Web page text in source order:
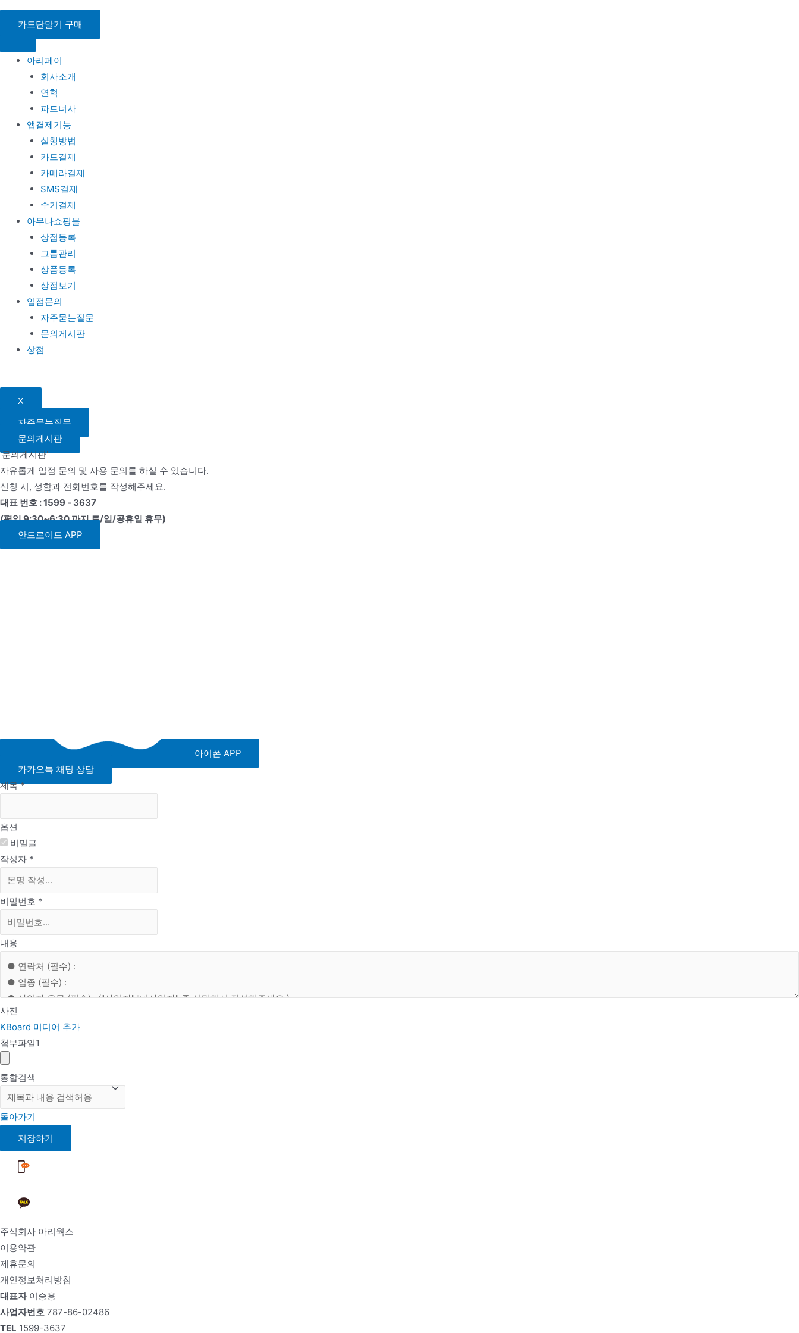
콘
로
카드단말기 구매
아리페이
회사소개
연혁
파트너사
앱결제기능
실행방법
카드결제
카메라결제
SMS결제
수기결제
아무나쇼핑몰
상점등록
그룹관리
상품등록
상점보기
입점문의
자주묻는질문
문의게시판
상점
X
자주묻는질문
문의게시판
'문의게시판'
자유롭게 입점 문의 및 사용 문의를 하실 수 있습니다.
신청 시, 성함과 전화번호를 작성해주세요.
대표 번호 : 1599 - 3637
(평일 9:30~6:30 까지 토/일/공휴일 휴무)
안드로이드 APP
아이폰 APP
카카오톡 채팅 상담
제목 *
옵션
비밀글
작성자 *
비밀번호 *
내용
사진
KBoard 미디어 추가
첨부파일1
통합검색
돌아가기
저장하기
주식회사 아리웍스
이용약관
제휴문의
개인정보처리방침
대표자이승용
사업자번호 787-86-02486
TEL 1599-3637